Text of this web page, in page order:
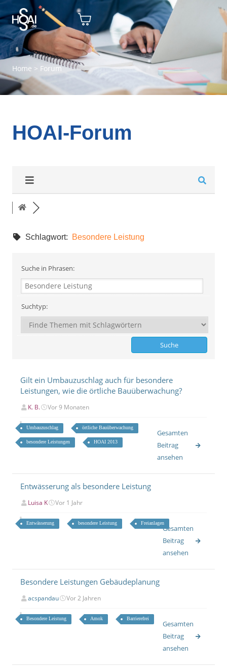
Home > Forum
HOAI-Forum
Schlagwort: Besondere Leistung
Suche in Phrasen:
Suchtyp:
Gilt ein Umbauzuschlag auch für besondere
Leistungen, wie die örtliche Bauüberwachung?
K. B. Vor 9 Monaten
Umbauzuschlag örtliche Bauüberwachung
besondere Leistungen HOAI 2013
Gesamten
Beitrag
ansehen
Entwässerung als besondere Leistung
Luisa K Vor 1 Jahr
Entwässerung besondere Leistung Freianlagen
Gesamten
Beitrag
ansehen
Besondere Leistungen Gebäudeplanung
acspandau Vor 2 Jahren
Besondere Leistung Amok Barrierefrei
Gesamten
Beitrag
ansehen